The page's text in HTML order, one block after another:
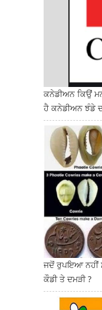
ਕਨੇਡੀਅਨ ਕਿਉਂ
ਹੈ ਕਨੇਡੀਅਨ ਝੰਡੇ
ਜਦੋਂ ਰੁਪਇਆ ਨਹੀਂ
ਕੌਡੀ ਤੇ ਦਮੜੀ ?